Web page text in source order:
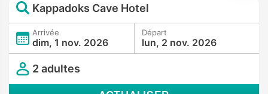
Kappadoks Cave Hotel
Arrivée
dim, 1 nov. 2026
Départ
lun, 2 nov. 2026
2 adultes